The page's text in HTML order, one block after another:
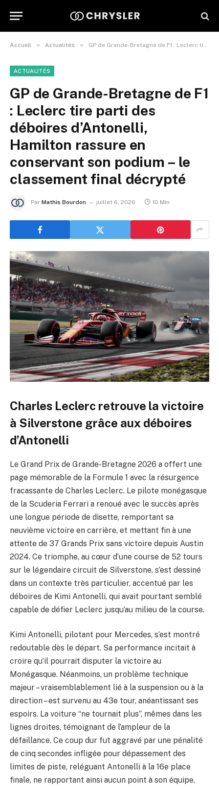
Accueil » Actualités » GP de Grande-Bretagne de F1 : Leclerc tire parti des déboires d’Antonelli, Hamilton rassure en conservant son podium – le classement final décrypté
ACTUALITÉS
GP de Grande-Bretagne de F1
: Leclerc tire parti des
déboires d’Antonelli,
Hamilton rassure en
conservant son podium – le
classement final décrypté
Par Mathis Bourdon juillet 6, 2026 10 Min
Charles Leclerc retrouve la victoire
à Silverstone grâce aux déboires
d’Antonelli
Le Grand Prix de Grande-Bretagne 2026 a offert une
page mémorable de la Formule 1 avec la résurgence
fracassante de Charles Leclerc. Le pilote monégasque
de la Scuderia Ferrari a renoué avec le succès après
une longue période de disette, remportant sa
neuvième victoire en carrière, et mettant fin à une
attente de 37 Grands Prix sans victoire depuis Austin
2024. Ce triomphe, au cœur d’une course de 52 tours
sur le légendaire circuit de Silverstone, s’est dessiné
dans un contexte très particulier, accentué par les
déboires de Kimi Antonelli, qui avait pourtant semblé
capable de défier Leclerc jusqu’au milieu de la course.
Kimi Antonelli, pilotant pour Mercedes, s’est montré
redoutable dès le départ. Sa performance incitait à
croire qu’il pourrait disputer la victoire au
Monégasque. Néanmoins, un problème technique
majeur – vraisemblablement lié à la suspension ou à la
direction – est survenu au 43e tour, anéantissant ses
espoirs. La voiture “ne tournait plus”, mêmes dans les
lignes droites, témoignant de l’ampleur de la
défaillance. Ce coup dur fut aggravé par une pénalité
de cinq secondes infligée pour dépassement des
limites de piste, reléguant Antonelli à la 16e place
finale, ne rapportant ainsi aucun point à son équipe.